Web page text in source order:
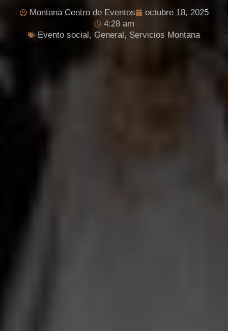
Montana Centro de Eventos
octubre 18, 2025
4:28 am
Evento social, General, Servicios Montana